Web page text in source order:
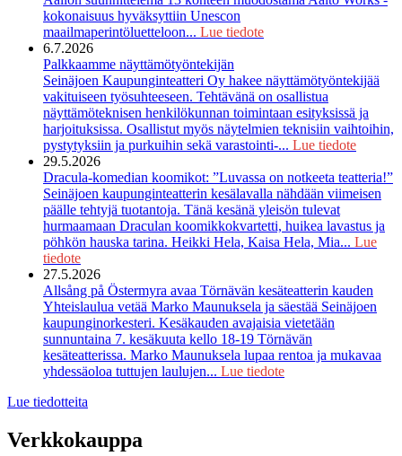
kokonaisuus hyväksyttiin Unescon
maailmaperintöluetteloon... Lue tiedote
6.7.2026
Palkkaamme näyttämötyöntekijän
Seinäjoen Kaupunginteatteri Oy hakee näyttämötyöntekijää
vakituiseen työsuhteeseen. Tehtävänä on osallistua
näyttämöteknisen henkilökunnan toimintaan esityksissä ja
harjoituksissa. Osallistut myös näytelmien teknisiin vaihtoihin,
pystytyksiin ja purkuihin sekä varastointi-... Lue tiedote
29.5.2026
Dracula-komedian koomikot: ”Luvassa on notkeeta teatteria!”
Seinäjoen kaupunginteatterin kesälavalla nähdään viimeisen
päälle tehtyjä tuotantoja. Tänä kesänä yleisön tulevat
hurmaamaan Draculan koomikkokvartetti, huikea lavastus ja
pöhkön hauska tarina. Heikki Hela, Kaisa Hela, Mia... Lue
tiedote
27.5.2026
Allsång på Östermyra avaa Törnävän kesäteatterin kauden
Yhteislaulua vetää Marko Maunuksela ja säestää Seinäjoen
kaupunginorkesteri. Kesäkauden avajaisia vietetään
sunnuntaina 7. kesäkuuta kello 18-19 Törnävän
kesäteatterissa. Marko Maunuksela lupaa rentoa ja mukavaa
yhdessäoloa tuttujen laulujen... Lue tiedote
Lue tiedotteita
Verkkokauppa